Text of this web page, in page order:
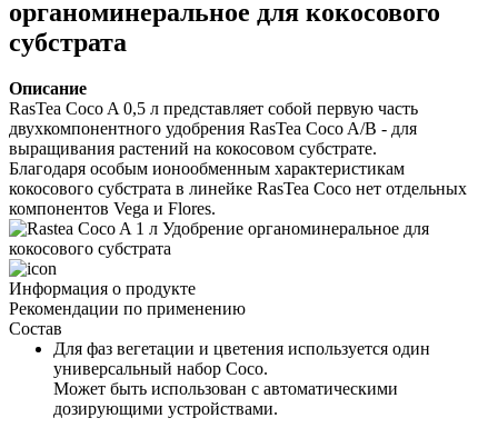
органоминеральное для кокосового
субстрата
Описание
RasTea Coco A 0,5 л представляет собой первую часть
двухкомпонентного удобрения RasTea Coco A/B - для
выращивания растений на кокосовом субстрате.
Благодаря особым ионообменным характеристикам
кокосового субстрата в линейке RasTea Coco нет отдельных
компонентов Vega и Flores.
Информация о продукте
Рекомендации по применению
Состав
Для фаз вегетации и цветения используется один
универсальный набор Coco.
Может быть использован с автоматическими
дозирующими устройствами.